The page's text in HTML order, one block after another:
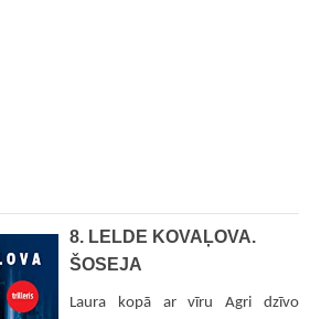
8. LELDE KOVAĻOVA.
ŠOSEJA
Laura kopā ar vīru Agri dzīvo